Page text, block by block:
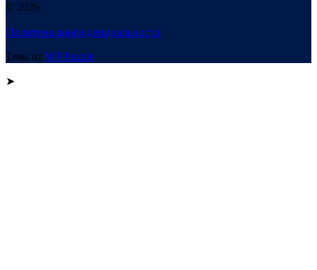
© 2026
Политика конфиденциальности
Тема от WP Puzzle
➤